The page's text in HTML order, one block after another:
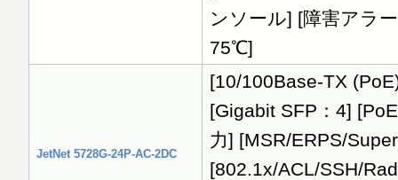
ンソール] [障害アラ
75℃]
JetNet 5728G-24P-AC-2DC
[10/100Base-TX
[Gigabit SFP：4]
力] [MSR/ERPS/
[802.1x/ACL/SSH/